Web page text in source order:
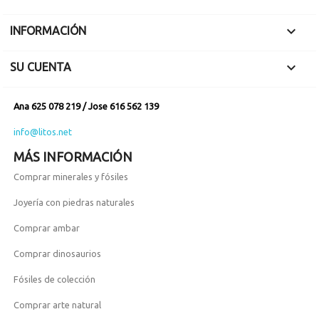
INFORMACIÓN 
SU CUENTA 
Ana 625 078 219 / Jose 616 562 139
info@litos.net
MÁS INFORMACIÓN
Comprar minerales y fósiles
Joyería con piedras naturales
Comprar ambar
Comprar dinosaurios
Fósiles de colección
Comprar arte natural